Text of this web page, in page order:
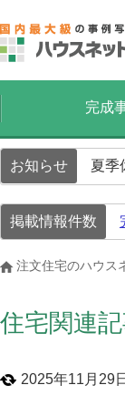
完成
お知らせ 夏
掲載情報件数
注文住宅のハウス
住宅関連
2025年11月29